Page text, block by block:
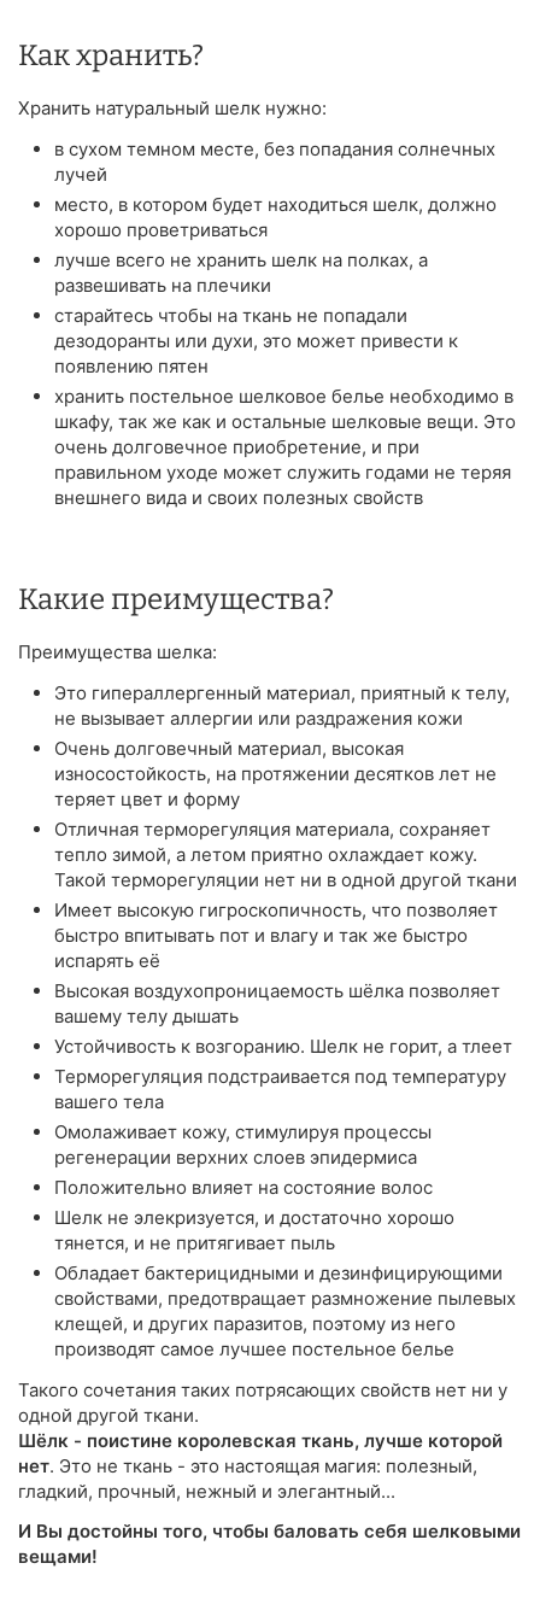
Как хранить?
Хранить натуральный шелк нужно:
в сухом темном месте, без попадания солнечных
лучей
место, в котором будет находиться шелк, должно
хорошо проветриваться
лучше всего не хранить шелк на полках, а
развешивать на плечики
старайтесь чтобы на ткань не попадали
дезодоранты или духи, это может привести к
появлению пятен
хранить постельное шелковое белье необходимо в
шкафу, так же как и остальные шелковые вещи. Это
очень долговечное приобретение, и при
правильном уходе может служить годами не теряя
внешнего вида и своих полезных свойств
Какие преимущества?
Преимущества шелка:
Это гипераллергенный материал, приятный к телу,
не вызывает аллергии или раздражения кожи
Очень долговечный материал, высокая
износостойкость, на протяжении десятков лет не
теряет цвет и форму
Отличная терморегуляция материала, сохраняет
тепло зимой, а летом приятно охлаждает кожу.
Такой терморегуляции нет ни в одной другой ткани
Имеет высокую гигроскопичность, что позволяет
быстро впитывать пот и влагу и так же быстро
испарять её
Высокая воздухопроницаемость шёлка позволяет
вашему телу дышать
Устойчивость к возгоранию. Шелк не горит, а тлеет
Терморегуляция подстраивается под температуру
вашего тела
Омолаживает кожу, стимулируя процессы
регенерации верхних слоев эпидермиса
Положительно влияет на состояние волос
Шелк не элекризуется, и достаточно хорошо
тянется, и не притягивает пыль
Обладает бактерицидными и дезинфицирующими
свойствами, предотвращает размножение пылевых
клещей, и других паразитов, поэтому из него
производят самое лучшее постельное белье
Такого сочетания таких потрясающих свойств нет ни у
одной другой ткани.
Шёлк - поистине королевская ткань, лучше которой
нет. Это не ткань - это настоящая магия: полезный,
гладкий, прочный, нежный и элегантный...
И Вы достойны того, чтобы баловать себя шелковыми
вещами!